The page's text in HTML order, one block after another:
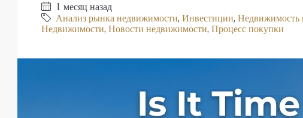
1 месяц назад
Анализ рынка недвижимости, Инвестиции, Недвижимость
Недвижимости, Новости недвижимости, Процесс покупки